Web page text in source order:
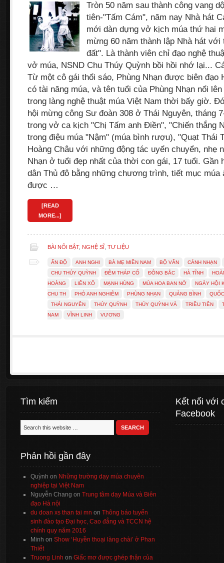
Tròn 50 năm sau thành công vang
tiên-"Tấm Cám", năm nay Nhà hát
mới dàn dựng vở kịch múa thứ hai
mừng 60 năm thành lập Nhà hát
đất". Là thành viên chỉ đạo nghệ
vở múa, NSND Chu Thúy Quỳnh bồi hồi nhớ lại...
Từ một cô gái thổi sáo, Phùng Nhạn được biên đạo
có tài năng múa, và tên tuổi của Phùng Nhạn nổi
trong làng nghệ thuật múa Việt Nam thời bấy giờ.
hội mừng công Sư đoàn 308 ở Thái Nguyên, tháng
trong vở ca kịch "Chị Tấm anh Điền", "Chiến thắng
trong điệu múa "Nậm" (múa bình rượu), "Quạt Thái
Hoàng Châu với những động tác uyển chuyển, nhẹ
Nhạn ở tuổi đẹp nhất của thời con gái, 17 tuổi. Gần
dân Thủ đô bằng những chương trình, tiết mục múa
được …
[READ
MORE...]
BÀI NỔI BẬT, NGHỆ SĨ TƯ LIỆU
ẤN ĐỘ ANH NGHI BÀ MẸ MIỀN NAM BỘ VĂN
CÁNH NHẠN
CHU THÚY QUỲNH
ĐÊM THÁP CỔ ĐÔNG BẮC HÀ TĨNH
HOÀNG
LIÊN XÔ MẠNH HÙNG MÙA HOA BAN NỞ
NGÀY HỘI
CHU TH
PHÓ ANH NGHIÊM PHÙNG NHẠN QUẢNG BÌNH
THÁI NGUYÊN
THÚY QUỲNH THÚY QUỲNH VÀ TRIỀU TIÊN
NAM
VĨNH LINH VƯƠNG
Tìm kiếm
Phản hồi gần đây
Quỳnh on Những trường dạy múa chuyên
nghiệp tại Việt Nam
Nguyễn Chang on Trung tâm dạy Múa và Biên
đạo Hà nội
du doan xs than tai mn on Thông báo tuyển
sinh đào tạo Đại học, Cao đẳng và TCCN hệ
chính quy năm 2016
Minh on Show ‘Huyền thoại làng chài’ ở Phan
Thiết
Truong Linh on Giấc mơ được ghép thận của
Kết nối với
Facebook